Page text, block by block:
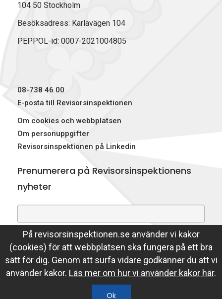
På revisorsinspektionen.se använder vi kakor
(cookies) för att webbplatsen ska fungera på ett bra
sätt för dig. Genom att surfa vidare godkänner du att vi
använder kakor. Läs mer om hur vi använder kakor här.
104 50 Stockholm
Besöksadress: Karlavägen 104
PEPPOL-id: 0007-2021004805
08-738 46 00
E-posta till Revisorsinspektionen
Om cookies och webbplatsen
Om personuppgifter
Revisorsinspektionen på Linkedin
Prenumerera på Revisorsinspektionens
nyheter
Genom att prenumerera på nyheter godkänner du att
Revisorsinspektionen lagrar din e-postadress.
Läs mer